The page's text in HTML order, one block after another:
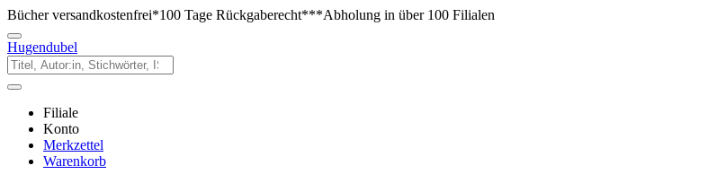
Bücher versandkostenfrei*100 Tage Rückgaberecht***Abholung in über 100 Filialen
Hugendubel
Filiale
Konto
Merkzettel
Warenkorb